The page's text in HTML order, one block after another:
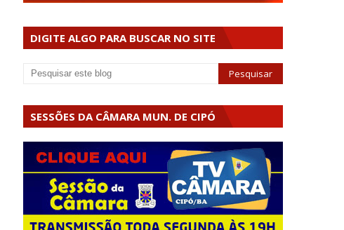
DIGITE ALGO PARA BUSCAR NO SITE
SESSÕES DA CÂMARA MUN. DE CIPÓ